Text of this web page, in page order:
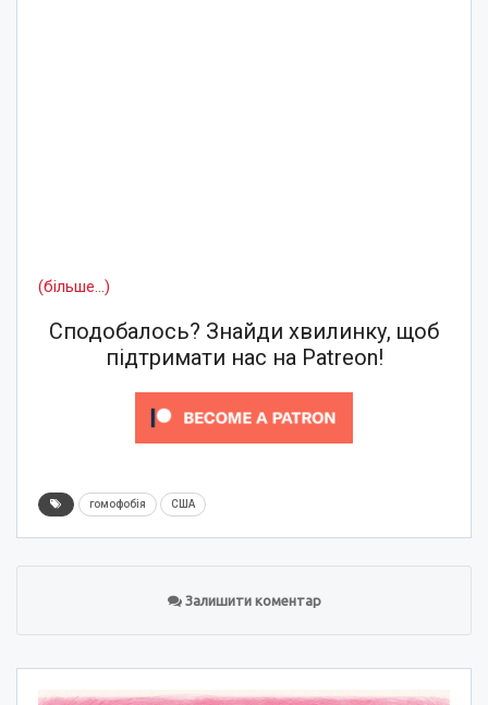
(більше…)
Сподобалось? Знайди хвилинку, щоб
підтримати нас на Patreon!
гомофобія США
Залишити коментар